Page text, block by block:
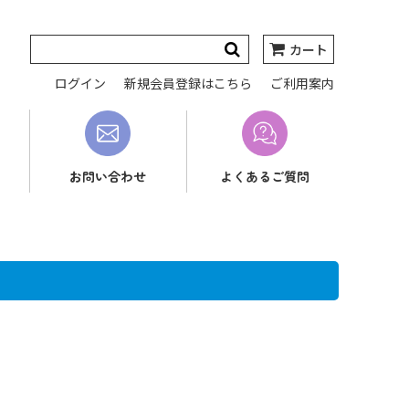
カート
ログイン
新規会員登録はこちら ご利用案内
お問い合わせ よくあるご質問